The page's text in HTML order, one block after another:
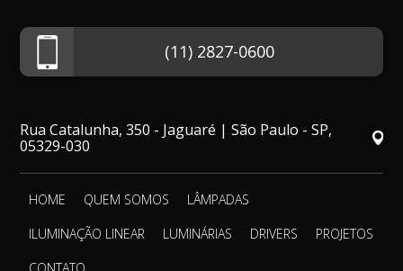
(11) 2827-0600
Rua Catalunha, 350 - Jaguaré | São Paulo - SP,
05329-030
HOME QUEM SOMOS
LÂMPADAS
ILUMINAÇÃO LINEAR
LUMINÁRIAS DRIVERS
PROJETOS